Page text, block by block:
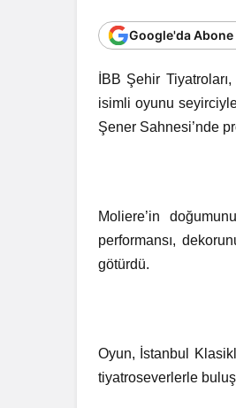
Google'da Abone
İBB Şehir
isimli oyunu
Şener Sahnesi’nde
Moliere’in
performansı,
götürdü.
Oyun, İstanbul
tiyatroseverlerle